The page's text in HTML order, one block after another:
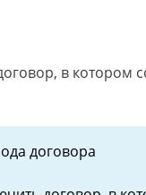
в котором
договора